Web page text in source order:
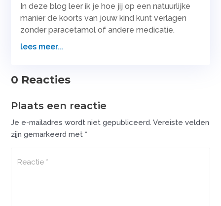
In deze blog leer ik je hoe jij op een natuurlijke
manier de koorts van jouw kind kunt verlagen
zonder paracetamol of andere medicatie.
lees meer...
0 Reacties
Plaats een reactie
Je e-mailadres wordt niet gepubliceerd. Vereiste velden
zijn gemarkeerd met*